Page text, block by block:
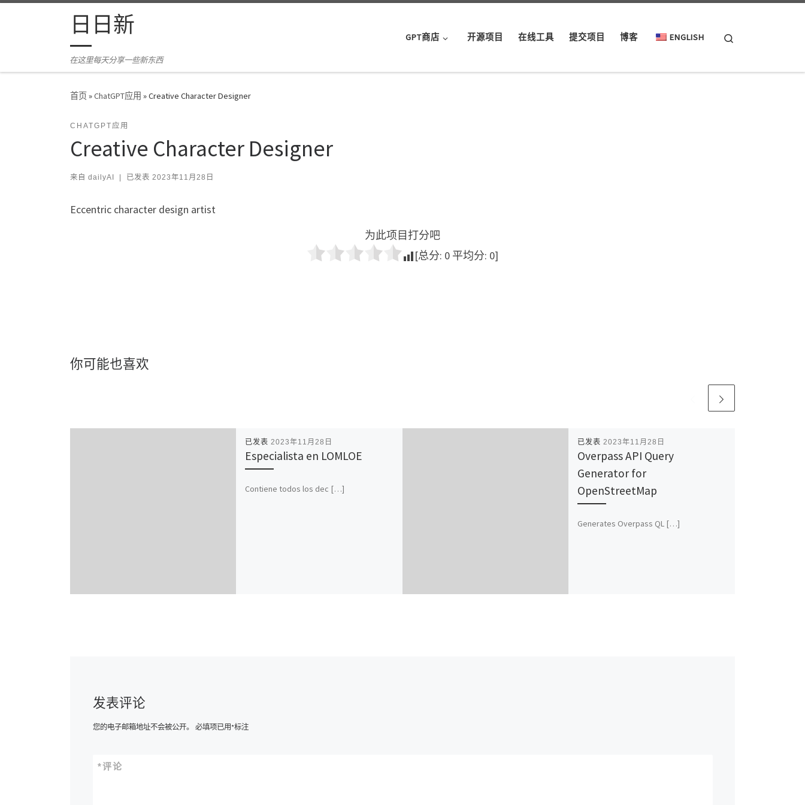
Skip to content日日新
在这里每天分享一些新东西
GPT商店 开源项目 在线工具 提交项目 博客 ENGLISH
首页»ChatGPT应用 »Creative Character Designer
CHATGPT应用
Creative Character Designer
来自 dailyAI 已发表 2023年11月28日
Eccentric character design artist
为此项目打分吧
[总分: 0 平均分: 0]
你可能也喜欢
已发表 2023年11月28日
Especialista en LOMLOE
Contiene todos los dec […]
已发表 2023年11月28日
Overpass API Query
Generator for
OpenStreetMap
Generates Overpass QL […]
发表评论
您的电子邮箱地址不会被公开。 必填项已用*标注
评论
*